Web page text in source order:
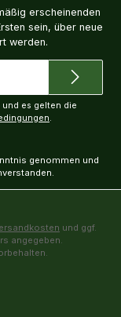
erscheinenden
sein, über neue
werden.
und es gelten die
.
genommen und
und ggf.
angegeben.